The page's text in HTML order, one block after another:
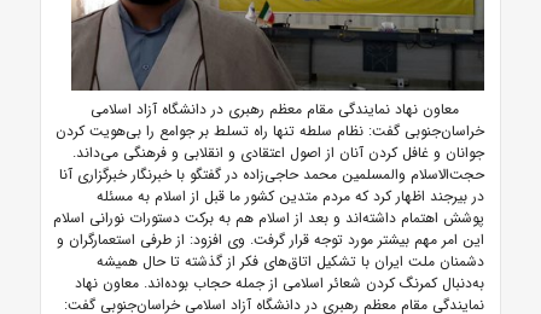
معاون نهاد نمایندگی مقام معظم رهبری در دانشگاه‌ آزاد اسلامی
خراسان‌جنوبی گفت: نظام سلطه تنها راه تسلط بر جوامع را بی‌هویت کردن
جوانان و غافل کردن آنان از اصول اعتقادی و انقلابی و فرهنگی می‌داند.
حجت‌الاسلام والمسلمین محمد حاجی‌زاده در گفتگو با خبرنگار خبرگزاری آنا
در بیرجند اظهار کرد که مردم متدین کشور ما قبل از اسلام به مسئله
پوشش اهتمام داشته‌اند و بعد از اسلام هم به برکت دستورات نورانی اسلام
این امر مهم بیشتر مورد توجه قرار گرفت. وی افزود: از طرفی استعمارگران و
دشمنان ملت ایران با تشکیل اتاق‌های فکر از گذشته تا حال همیشه
به‌دنبال کمرنگ کردن شعائر اسلامی از جمله حجاب بوده‌اند. معاون نهاد
نمایندگی مقام معظم رهبری در دانشگاه آزاد اسلامی خراسان‌جنوبی گفت: